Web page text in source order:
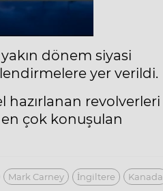
dönem siyasi
yer verildi.
hazırlanan revolverleri
çok konuşulan
Mark Carney İngiltere
Kanada